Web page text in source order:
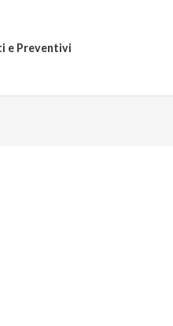
e Preventivi